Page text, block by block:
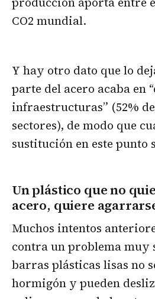
CO2 mundial.
Y hay otro dato que lo
parte del acero acaba en
infraestructuras” (52%
sectores), de modo que
sustitución en este punto
Un plástico que no
acero, quiere
Muchos intentos
contra un problema muy
barras plásticas lisas no
hormigón y pueden